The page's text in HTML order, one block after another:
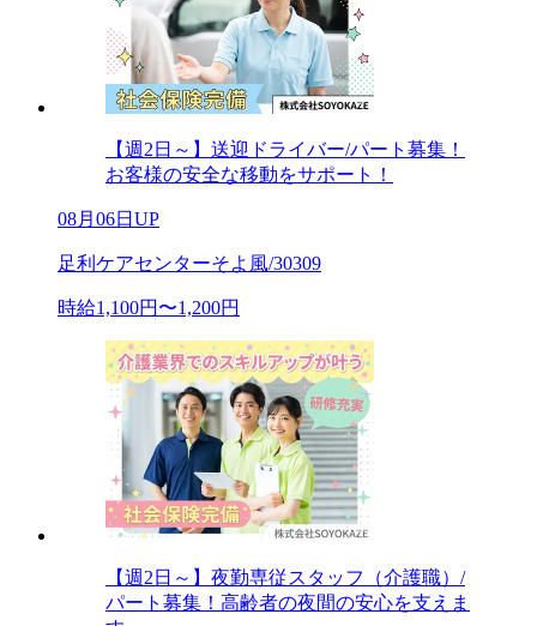
【週2日～】送迎ドライバー/パート募集！
お客様の安全な移動をサポート！
08月06日UP
足利ケアセンターそよ風/30309
時給1,100円〜1,200円
【週2日～】夜勤専従スタッフ（介護職）/
パート募集！高齢者の夜間の安心を支えま